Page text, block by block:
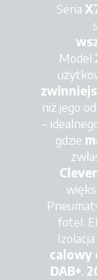
Seria
Model
niż jego
–
gdzie
fotel.
calowy
DAB+.